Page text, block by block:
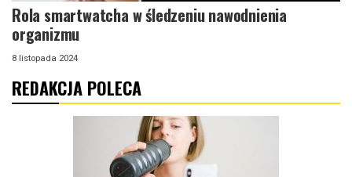
Rola smartwatcha w śledzeniu nawodnienia
organizmu
8 listopada 2024
REDAKCJA POLECA